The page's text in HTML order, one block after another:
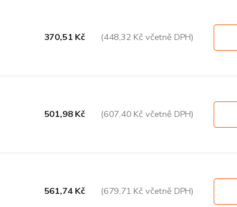
370,51 Kč (448,32 Kč včetně DPH)
501,98 Kč (607,40 Kč včetně DPH)
561,74 Kč (679,71 Kč včetně DPH)